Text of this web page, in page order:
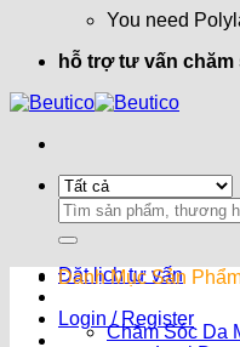
You need
hỗ trợ tư vấn
Search
for:
Đặt lịch tư vấn
Login / Register
Danh Mục Sản
Chăm Sóc Da